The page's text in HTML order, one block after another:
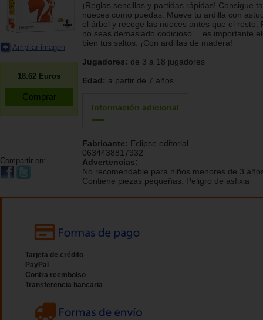
Ampliar imagen
18.62 Euros
Compartir en:
¡Reglas sencillas y partidas rápidas! Consigue
nueces como puedas. Mueve tu ardilla con
el árbol y recoge las nueces antes que el resto.
no seas demasiado codicioso… es importante
bien tus saltos. ¡Con ardillas de madera!
Jugadores: de 3 a 18 jugadores
Edad: a partir de 7 años
Información adicional
Fabricante: Eclipse editorial
0634438817932
Advertencias:
No recomendable para niños menores de 3
Contiene piezas pequeñas. Peligro de asfixia
Tarjeta de crédito
PayPal
Contra reembolso
Transferencia bancaria